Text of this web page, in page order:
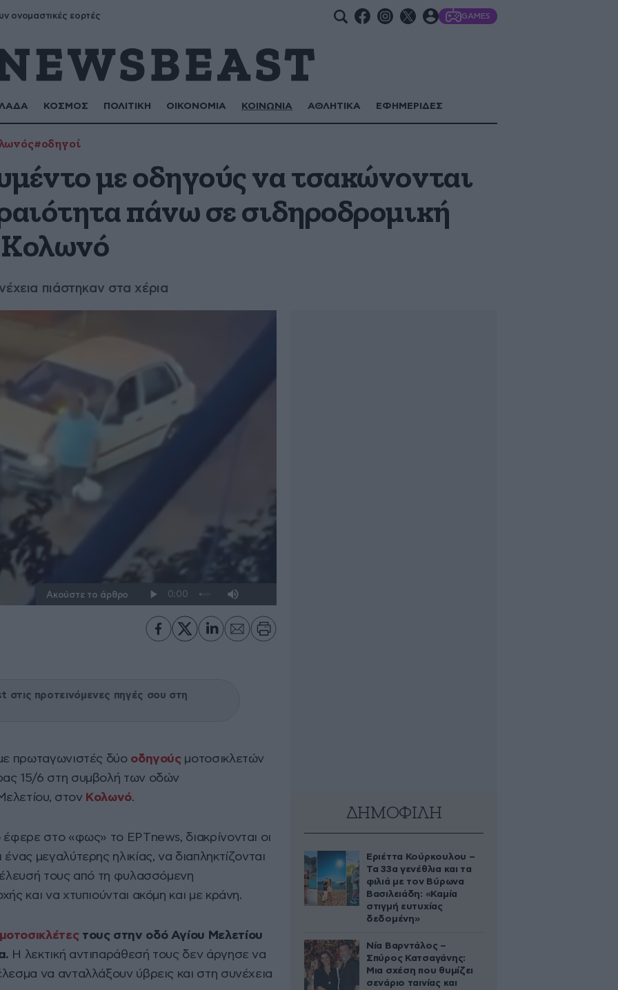
ονομαστικές εορτές GAMES
ΚΟΣΜΟΣ ΠΟΛΙΤΙΚΗ ΟΙΚΟΝΟΜΙΑ ΚΟΙΝΩΝΙΑ ΑΘΛΗΤΙΚΑ ΕΦΗΜΕΡΙΔΕΣ
#οδηγοί
με οδηγούς να τσακώνονται
πάνω σε σιδηροδρομική
Κολωνό
πιάστηκαν στα χέρια
Ακούστε το άρθρο
στις προτεινόμενες πηγές σου στη
πρωταγωνιστές δύο οδηγούς μοτοσικλετών
15/6 στη συμβολή των οδών
στον Κολωνό.
έφερε στο «φως» το ΕΡΤnews, διακρίνονται οι
μεγαλύτερης ηλικίας, να διαπληκτίζονται
τους από τη φυλασσόμενη
και να χτυπιούνται ακόμη και με κράνη.
μοτοσικλέτες τους στην οδό Αγίου Μελετίου
Η λεκτική αντιπαράθεσή τους δεν άργησε να
να ανταλλάξουν ύβρεις και στη συνέχεια
ΔΗΜΟΦΙΛΗ
Εριέττα Κούρκουλου –
Τα 33α γενέθλια και τα
φιλιά με τον Βύρωνα
Βασιλειάδη: «Καμία
στιγμή ευτυχίας
δεδομένη»
Νία Βαρντάλος –
Σπύρος Κατσαγάνης:
Μια σχέση που θυμίζει
σενάριο ταινίας και